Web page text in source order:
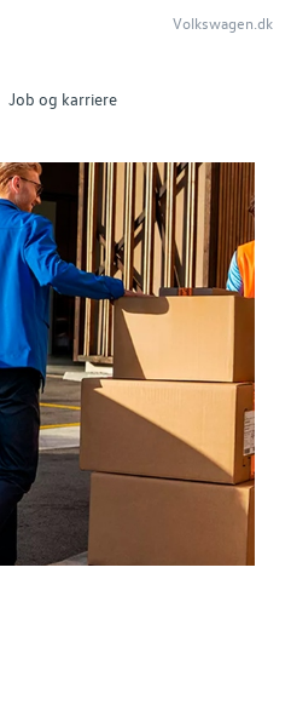
Job og karriere
Volkswagen.dk